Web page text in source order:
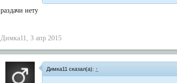
раздачи нету
Димка11, 3 апр 2015
Димка11 сказал(а): ↑